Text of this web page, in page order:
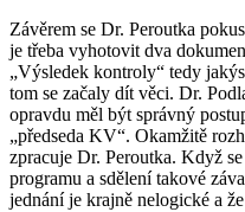
Závěrem se Dr. Peroutka
je třeba vyhotovit dva
„Výsledek kontroly“ tedy
tom se začaly dít věci. Dr.
opravdu měl být správný
„předseda KV“. Okamžitě
zpracuje Dr. Peroutka. Když
programu a sdělení takové
jednání je krajně nelogické a